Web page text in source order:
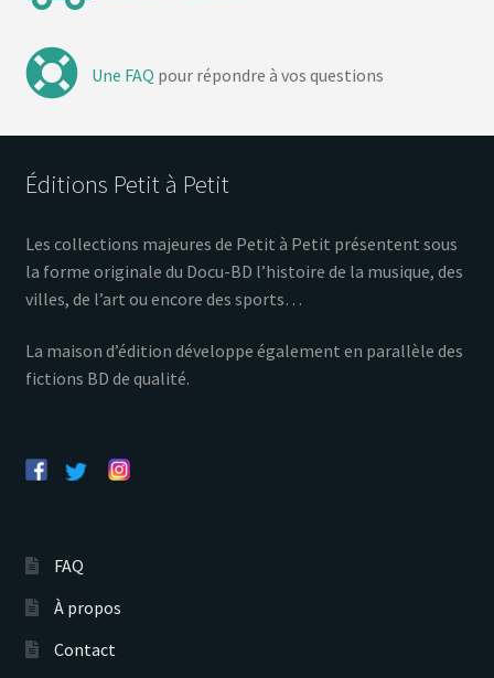
Une FAQ pour répondre à vos questions
Éditions Petit à Petit
Les collections majeures de Petit à Petit présentent sous
la forme originale du Docu-BD l’histoire de la musique, des
villes, de l’art ou encore des sports…
La maison d’édition développe également en parallèle des
fictions BD de qualité.
FAQ
À propos
Contact